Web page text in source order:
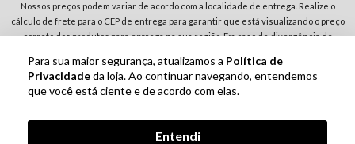
Para sua maior segurança, atualizamos a Política de
Privacidadeda loja. Ao continuar navegando, entendemos
que você está ciente e de acordo com elas.
Entendi
Nossos preços podem variar de acordo com a localidade de entrega. Realize o
cálculo de frete para o CEP de entrega para garantir que está visualizando o preço
correto dos produtos para entrega na sua região. Em caso de divergência de
no carrinho de compras. Rodovia SP-342, Parque Residencial Jardim São Domingos |
13874-243-São João da Boa Vista-SP | CNPJ: 01.910.513/0001-00
Tecnologia